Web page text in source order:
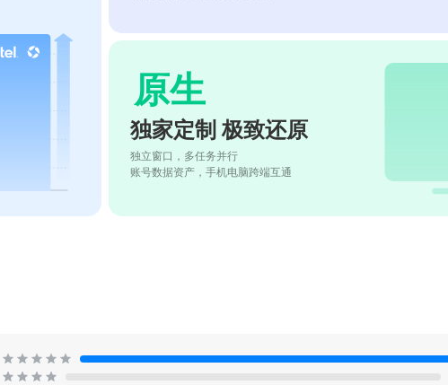
原生
独家定制 极致还原
独立窗口，多任务并行
账号数据资产，手机电脑跨端互通